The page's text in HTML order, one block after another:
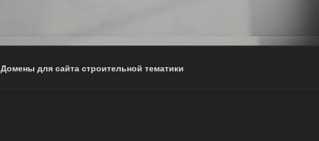
Домены для сайта строительной тематики